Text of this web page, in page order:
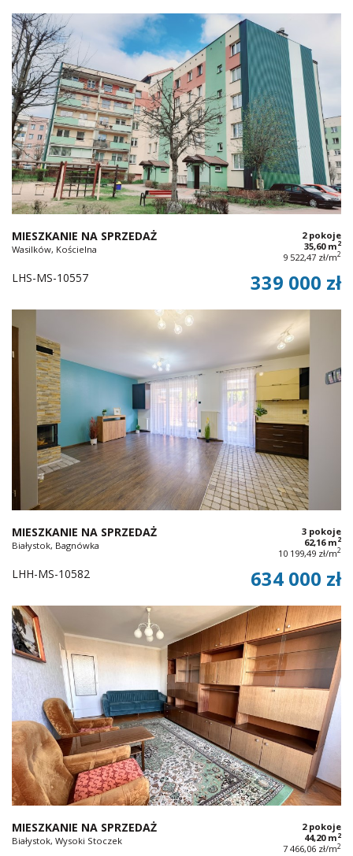
MIESZKANIE NA SPRZEDAŻ
Wasilków, Kościelna
2 pokoje
35,60 m2
9 522,47 zł/m2
LHS-MS-10557 339 000 zł
MIESZKANIE NA SPRZEDAŻ
Białystok, Bagnówka
3 pokoje
62,16 m2
10 199,49 zł/m2
LHH-MS-10582 634 000 zł
MIESZKANIE NA SPRZEDAŻ
Białystok, Wysoki Stoczek
2 pokoje
44,20 m2
7 466,06 zł/m2